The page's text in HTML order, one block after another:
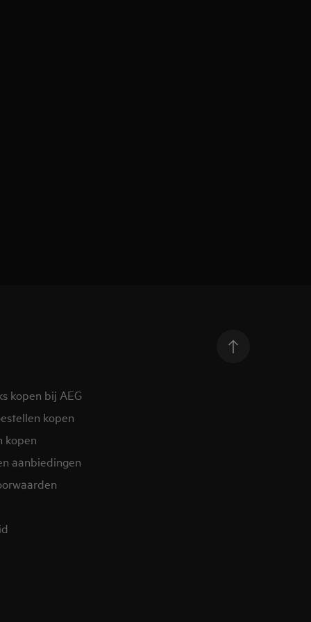
kopen bij AEG
kopen
kopen
aanbiedingen